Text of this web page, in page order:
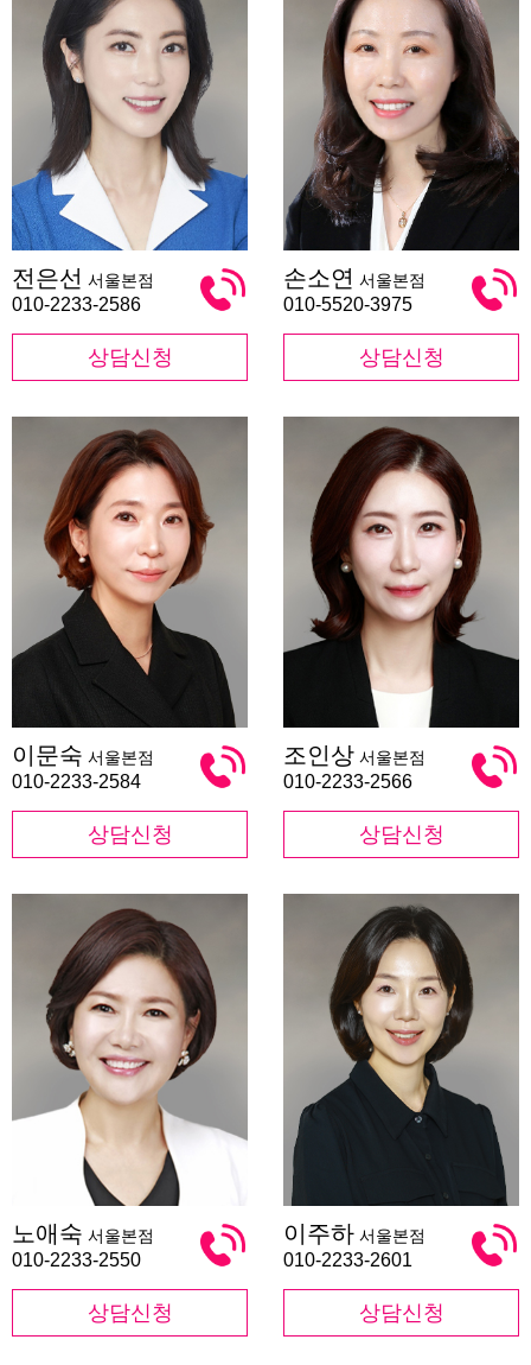
은
선
전은선 서울본점
010-2233-2586
상담신청
소
연
손소연 서울본점
010-5520-3975
상담신청
문
숙
이문숙 서울본점
010-2233-2584
상담신청
인
상
조인상 서울본점
010-2233-2566
상담신청
애
숙
노애숙 서울본점
010-2233-2550
상담신청
주
하
이주하 서울본점
010-2233-2601
상담신청